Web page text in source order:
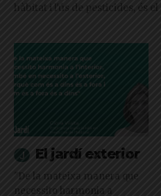
hàbitat i l'ús de pesticides, és
El jardí exterior
"De la mateixa manera que
necessito harmonia a